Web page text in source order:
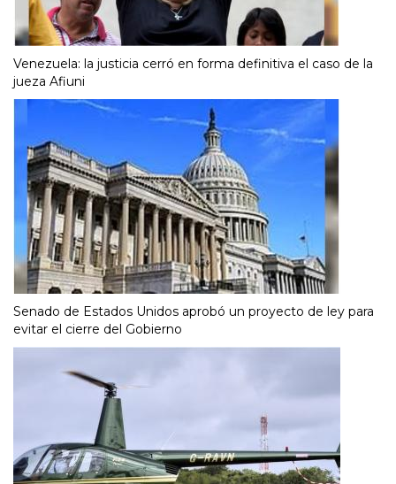
Venezuela: la justicia cerró en forma definitiva el caso de la
jueza Afiuni
Senado de Estados Unidos aprobó un proyecto de ley para
evitar el cierre del Gobierno